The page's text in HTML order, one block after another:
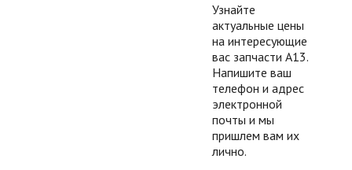
Узнайте
актуальные цены
на интересующие
вас запчасти А13.
Напишите ваш
телефон и адрес
электронной
почты и мы
пришлем вам их
лично.